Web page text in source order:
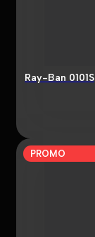
Ray-Ban 0101S
PROMO